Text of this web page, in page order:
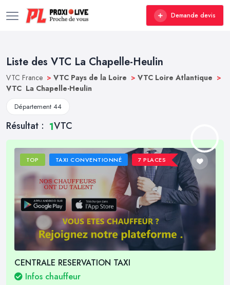
Demande devis
Liste des VTC La Chapelle-Heulin
VTC France > VTC Pays de la Loire > VTC Loire Atlantique >
VTC La Chapelle-Heulin
Département 44
Résultat : 1VTC
TOP TAXI CONVENTIONNÉ 7 PLACES
CENTRALE RESERVATION TAXI
Infos chauffeur